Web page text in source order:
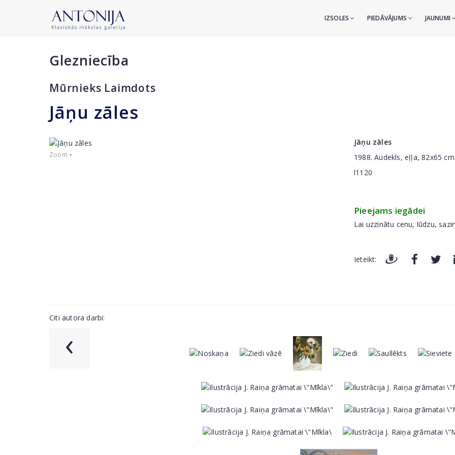
IZSOLES PIEDĀVĀJUMS JAUNUMI
Glezniecība
Mūrnieks Laimdots
Jāņu zāles
Zoom +
Jāņu zāles
1988. Audekls, eļļa, 82x65 cm
l1120
Pieejams iegādei
Lai uzzinātu cenu, lūdzu,
Ieteikt:
Citi autora darbi:
‹